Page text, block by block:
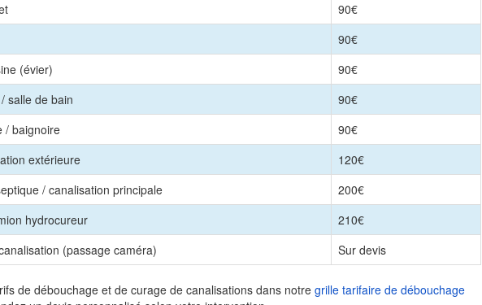
90€
90€
(évier)
90€
salle de bain
90€
/ baignoire
90€
extérieure
120€
/ canalisation principale
200€
hydrocureur
210€
(passage caméra)
Sur devis
de débouchage et de curage de canalisations dans notre grille tarifaire de débouchage